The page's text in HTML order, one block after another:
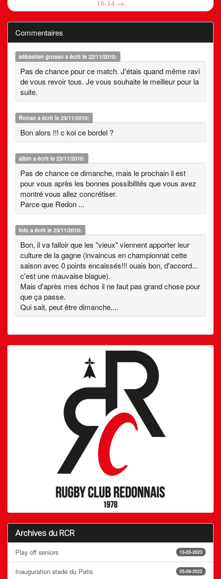
16-14 →
Commentaires
sébastien grossoa écrit le 22/11/2010:
Pas de chance pour ce match. J'étais quand même ravi
de vous revoir tous. Je vous souhaite le meilleur pour la
suite.
Ronan a écrit le 23/11/2010:
Bon alors !!! c koi ce bordel ?
albin a écrit le 23/11/2010:
Pas de chance ce dimanche, mais le prochain il est
pour vous après les bonnes possibilités que vous avez
montré vous allez concrétiser.
Parce que Redon ...
loloa écrit le 23/11/2010:
Bon, il va falloir que les "vieux" viennent apporter leur
culture de la gagne (invaincus en championnat cette
saison avec 0 points encaissés!!! ouais bon, d'accord...
c'est une mauvaise blague).
Mais d'après mes échos il ne faut pas grand chose pour
que ça passe.
Qui sait, peut être dimanche....
Archives du RCR
13-03-2023
Play off seniors
05-09-2022
Inauguration stade du Patis